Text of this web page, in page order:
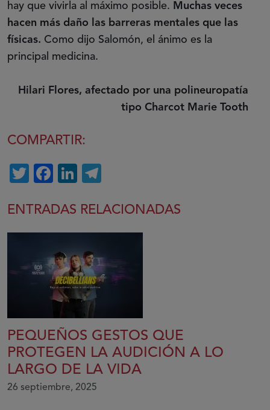
hay que vivirla al máximo posible. Muchas veces
hacen más daño las barreras mentales que las
físicas. Como dijo Salomón, el ánimo es la
principal medicina.
Hilari Flores, afectado por una polineuropatía
tipo Charcot Marie Tooth
COMPARTIR:
TwitterFacebook
LinkedIn
ENTRADAS RELACIONADAS
PEQUEÑOS GESTOS QUE
PROTEGEN LA AUDICIÓN A LO
LARGO DE LA VIDA
26 septiembre, 2025